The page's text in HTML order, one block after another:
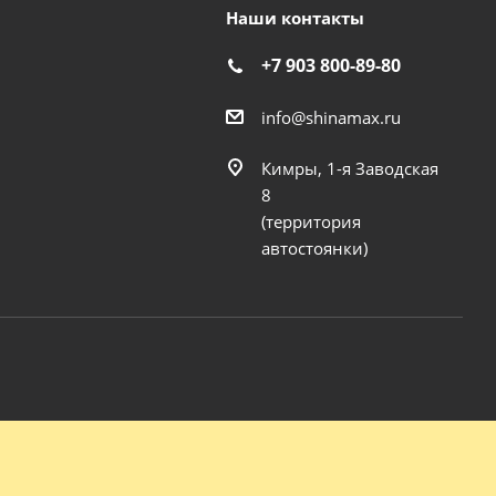
Наши контакты
+7 903 800-89-80
info@shinamax.ru
Кимры, 1-я Заводская
8
(территория
автостоянки)